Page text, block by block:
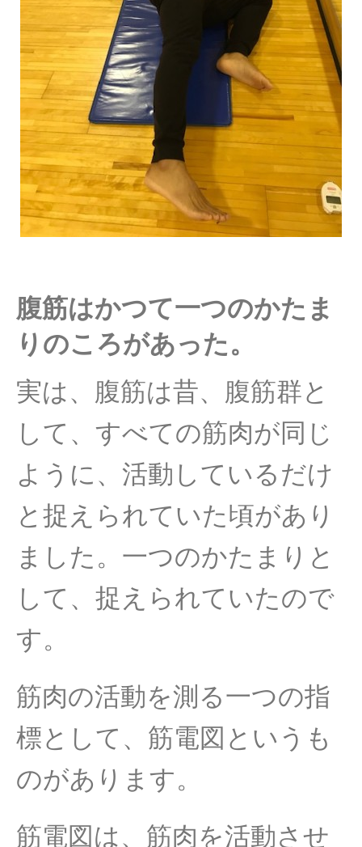
腹筋はかつて一つのかたま
りのころがあった。
実は、腹筋は昔、腹筋群と
して、すべての筋肉が同じ
ように、活動しているだけ
と捉えられていた頃があり
ました。一つのかたまりと
して、捉えられていたので
す。
筋肉の活動を測る一つの指
標として、筋電図というも
のがあります。
筋電図は、筋肉を活動させ